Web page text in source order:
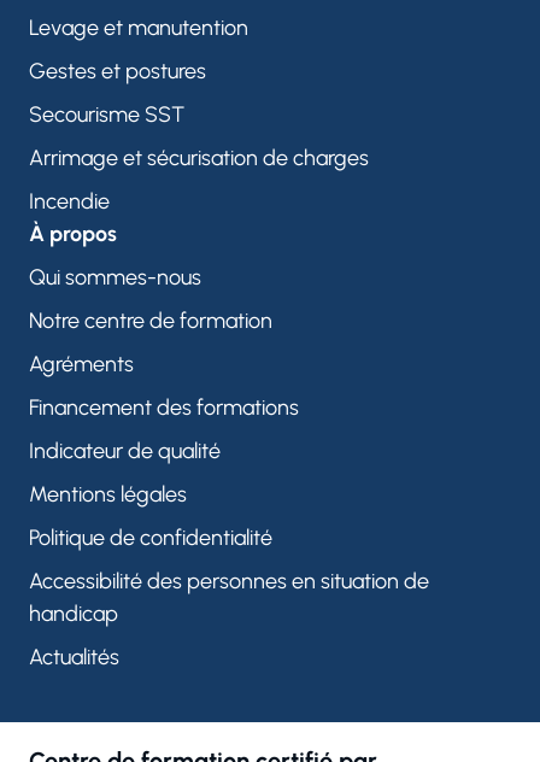
Levage et manutention
Gestes et postures
Secourisme SST
Arrimage et sécurisation de charges
Incendie
À propos
Qui sommes-nous
Notre centre de formation
Agréments
Financement des formations
Indicateur de qualité
Mentions légales
Politique de confidentialité
Accessibilité des personnes en situation de
handicap
Actualités